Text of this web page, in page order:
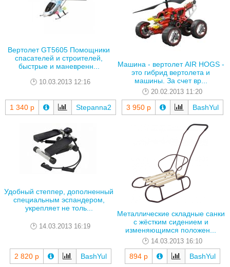
Вертолет GT5605 Помощники
спасателей и строителей,
быстрые и маневренн...
10.03.2013 12:16
1 340 р Stepanna2
Машина - вертолет AIR HOGS -
это гибрид вертолета и
машины. За счет вр...
20.02.2013 11:20
3 950 р BashYul
Удобный степпер, дополненный
специальным эспандером,
укрепляет не толь...
14.03.2013 16:19
2 820 р BashYul
Металлические складные санки
с жёстким сидением и
изменяющимся положен...
14.03.2013 16:10
894 р BashYul